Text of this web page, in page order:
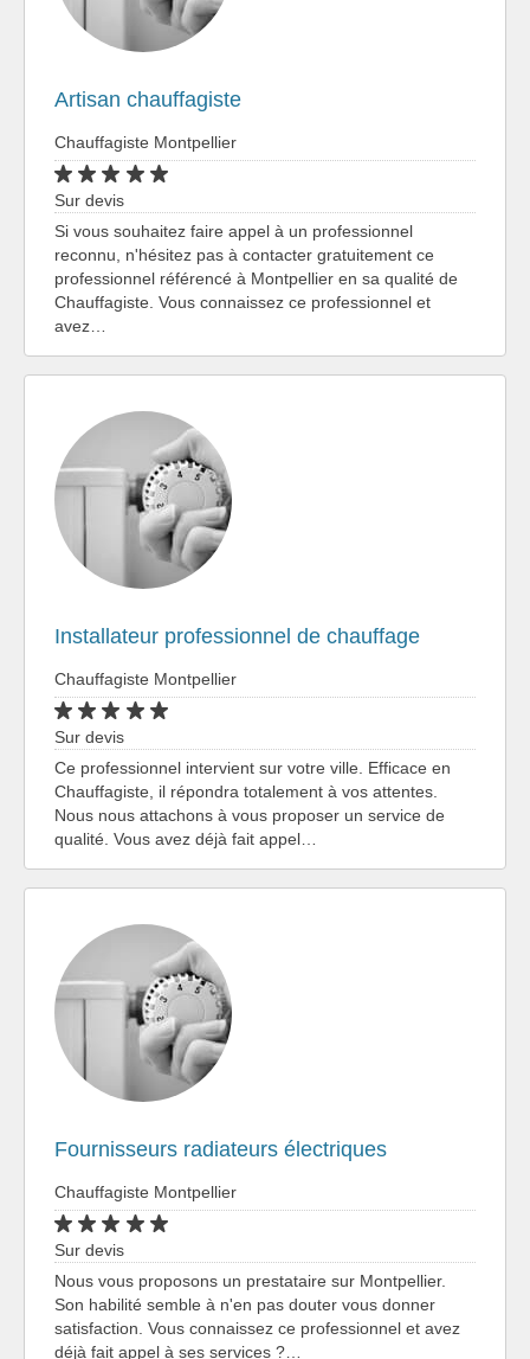
Artisan chauffagiste
Chauffagiste Montpellier
Sur devis
Si vous souhaitez faire appel à un professionnel
reconnu, n'hésitez pas à contacter gratuitement ce
professionnel référencé à Montpellier en sa qualité de
Chauffagiste. Vous connaissez ce professionnel et
avez…
Installateur professionnel de chauffage
Chauffagiste Montpellier
Sur devis
Ce professionnel intervient sur votre ville. Efficace en
Chauffagiste, il répondra totalement à vos attentes.
Nous nous attachons à vous proposer un service de
qualité. Vous avez déjà fait appel…
Fournisseurs radiateurs électriques
Chauffagiste Montpellier
Sur devis
Nous vous proposons un prestataire sur Montpellier.
Son habilité semble à n'en pas douter vous donner
satisfaction. Vous connaissez ce professionnel et avez
déjà fait appel à ses services ?…